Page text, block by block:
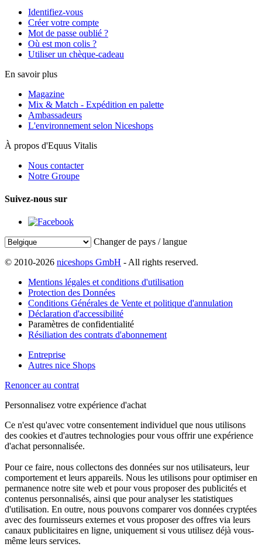
Identifiez-vous
Créer votre compte
Mot de passe oublié ?
Où est mon colis ?
Utiliser un chèque-cadeau
En savoir plus
Magazine
Mix & Match - Expédition en palette
Ambassadeurs
L'environnement selon Niceshops
À propos d'Equus Vitalis
Nous contacter
Notre Groupe
Suivez-nous sur
Changer de pays / langue
© 2010-2026 niceshops GmbH - All rights reserved.
Mentions légales et conditions d'utilisation
Protection des Données
Conditions Générales de Vente et politique d'annulation
Déclaration d'accessibilité
Paramètres de confidentialité
Résiliation des contrats d'abonnement
Entreprise
Autres nice Shops
Renoncer au contrat
Personnalisez votre expérience d'achat
Ce n'est qu'avec votre consentement individuel que nous utilisons
des cookies et d'autres technologies pour vous offrir une expérience
d'achat personnalisée.
Pour ce faire, nous collectons des données sur nos utilisateurs, leur
comportement et leurs appareils. Nous les utilisons pour optimiser en
permanence notre site web et pour vous proposer des publicités et
contenus personnalisés, ainsi que pour analyser les statistiques
d'utilisation. En outre, nous pouvons comparer vos données cryptées
avec des fournisseurs externes et vous proposer des offres via leurs
canaux publicitaires en ligne, uniquement si vous utilisez déjà vous-
même leurs services.